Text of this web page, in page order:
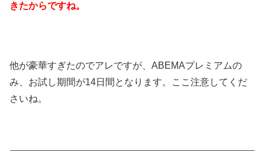
きたからですね。
他が豪華すぎたのでアレですが、ABEMAプレミアムの
み、お試し期間が14日間となります。ここ注意してくだ
さいね。